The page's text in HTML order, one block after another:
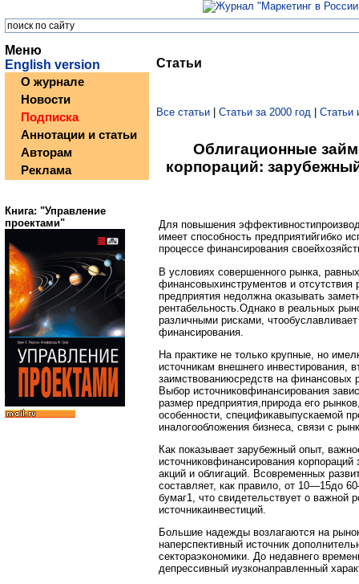
Меню
English version
О журнале
Новости
Подписка
Аннотации и статьи
Авторам
Реклама
Книга: "Управление
проектами"
Статьи
Все статьи | Статьи за 2000 год | Статьи
Облигационные
корпораций:
Для повышения
имеет способность предприятийгибко
процессе финансирования
В условиях совершенного рынка,
финансовыхинструментов и
предприятия недолжна оказывать
рентабельность.Однако в реальных
различными рисками,
финансирования.
На практике не только крупные, но
источникам внешнего инвестирования,
заимствованиюсредств на финансовых
Выбор источниковфинансирования
размер предприятия,природа его
особенности, спецификавыпускаемой
иналогообложения бизнеса, связи с
Как показывает зарубежный опыт,
источниковфинансирования
акций и облигаций. Всовременных
составляет, как правило, от 10—15до
бумаг1, что свидетельствует о важной
источникаинвестиций.
Большие надежды возлагаются на
наперспективный источник
сектораэкономики. До недавнего
депрессивный иузконаправленный